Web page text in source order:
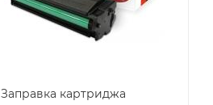
Заправка картриджа